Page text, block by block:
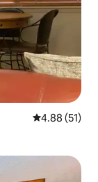
レビュー51
4.88 (51)